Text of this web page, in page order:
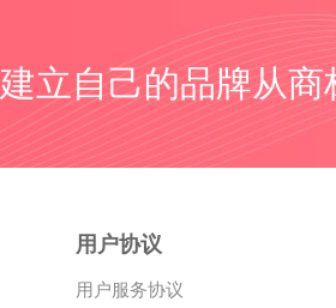
建立自己的品牌从商
用户协议
用户服务协议